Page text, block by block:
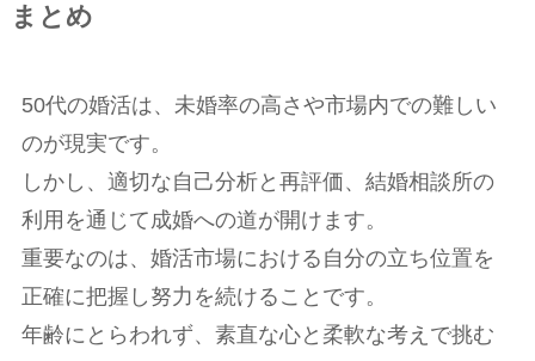
まとめ
50代の婚活は、未婚率の高さや市場内での難しい
のが現実です。
しかし、適切な自己分析と再評価、結婚相談所の
利用を通じて成婚への道が開けます。
重要なのは、婚活市場における自分の立ち位置を
正確に把握し努力を続けることです。
年齢にとらわれず、素直な心と柔軟な考えで挑む